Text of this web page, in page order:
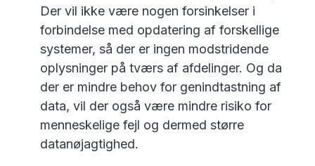
Der vil ikke være nogen forsinkelser i
forbindelse med opdatering af forskellige
systemer, så der er ingen modstridende
oplysninger på tværs af afdelinger. Og da
der er mindre behov for genindtastning af
data, vil der også være mindre risiko for
menneskelige fejl og dermed større
datanøjagtighed.